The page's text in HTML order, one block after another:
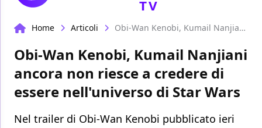
TV
Home Articoli Obi-Wan Kenobi, Kumail Nanjiani ancora non riesce a credere di essere nell'universo di Star Wars
Obi-Wan Kenobi, Kumail Nanjiani
ancora non riesce a credere di
essere nell'universo di Star Wars
Nel trailer di Obi-Wan Kenobi pubblicato ieri